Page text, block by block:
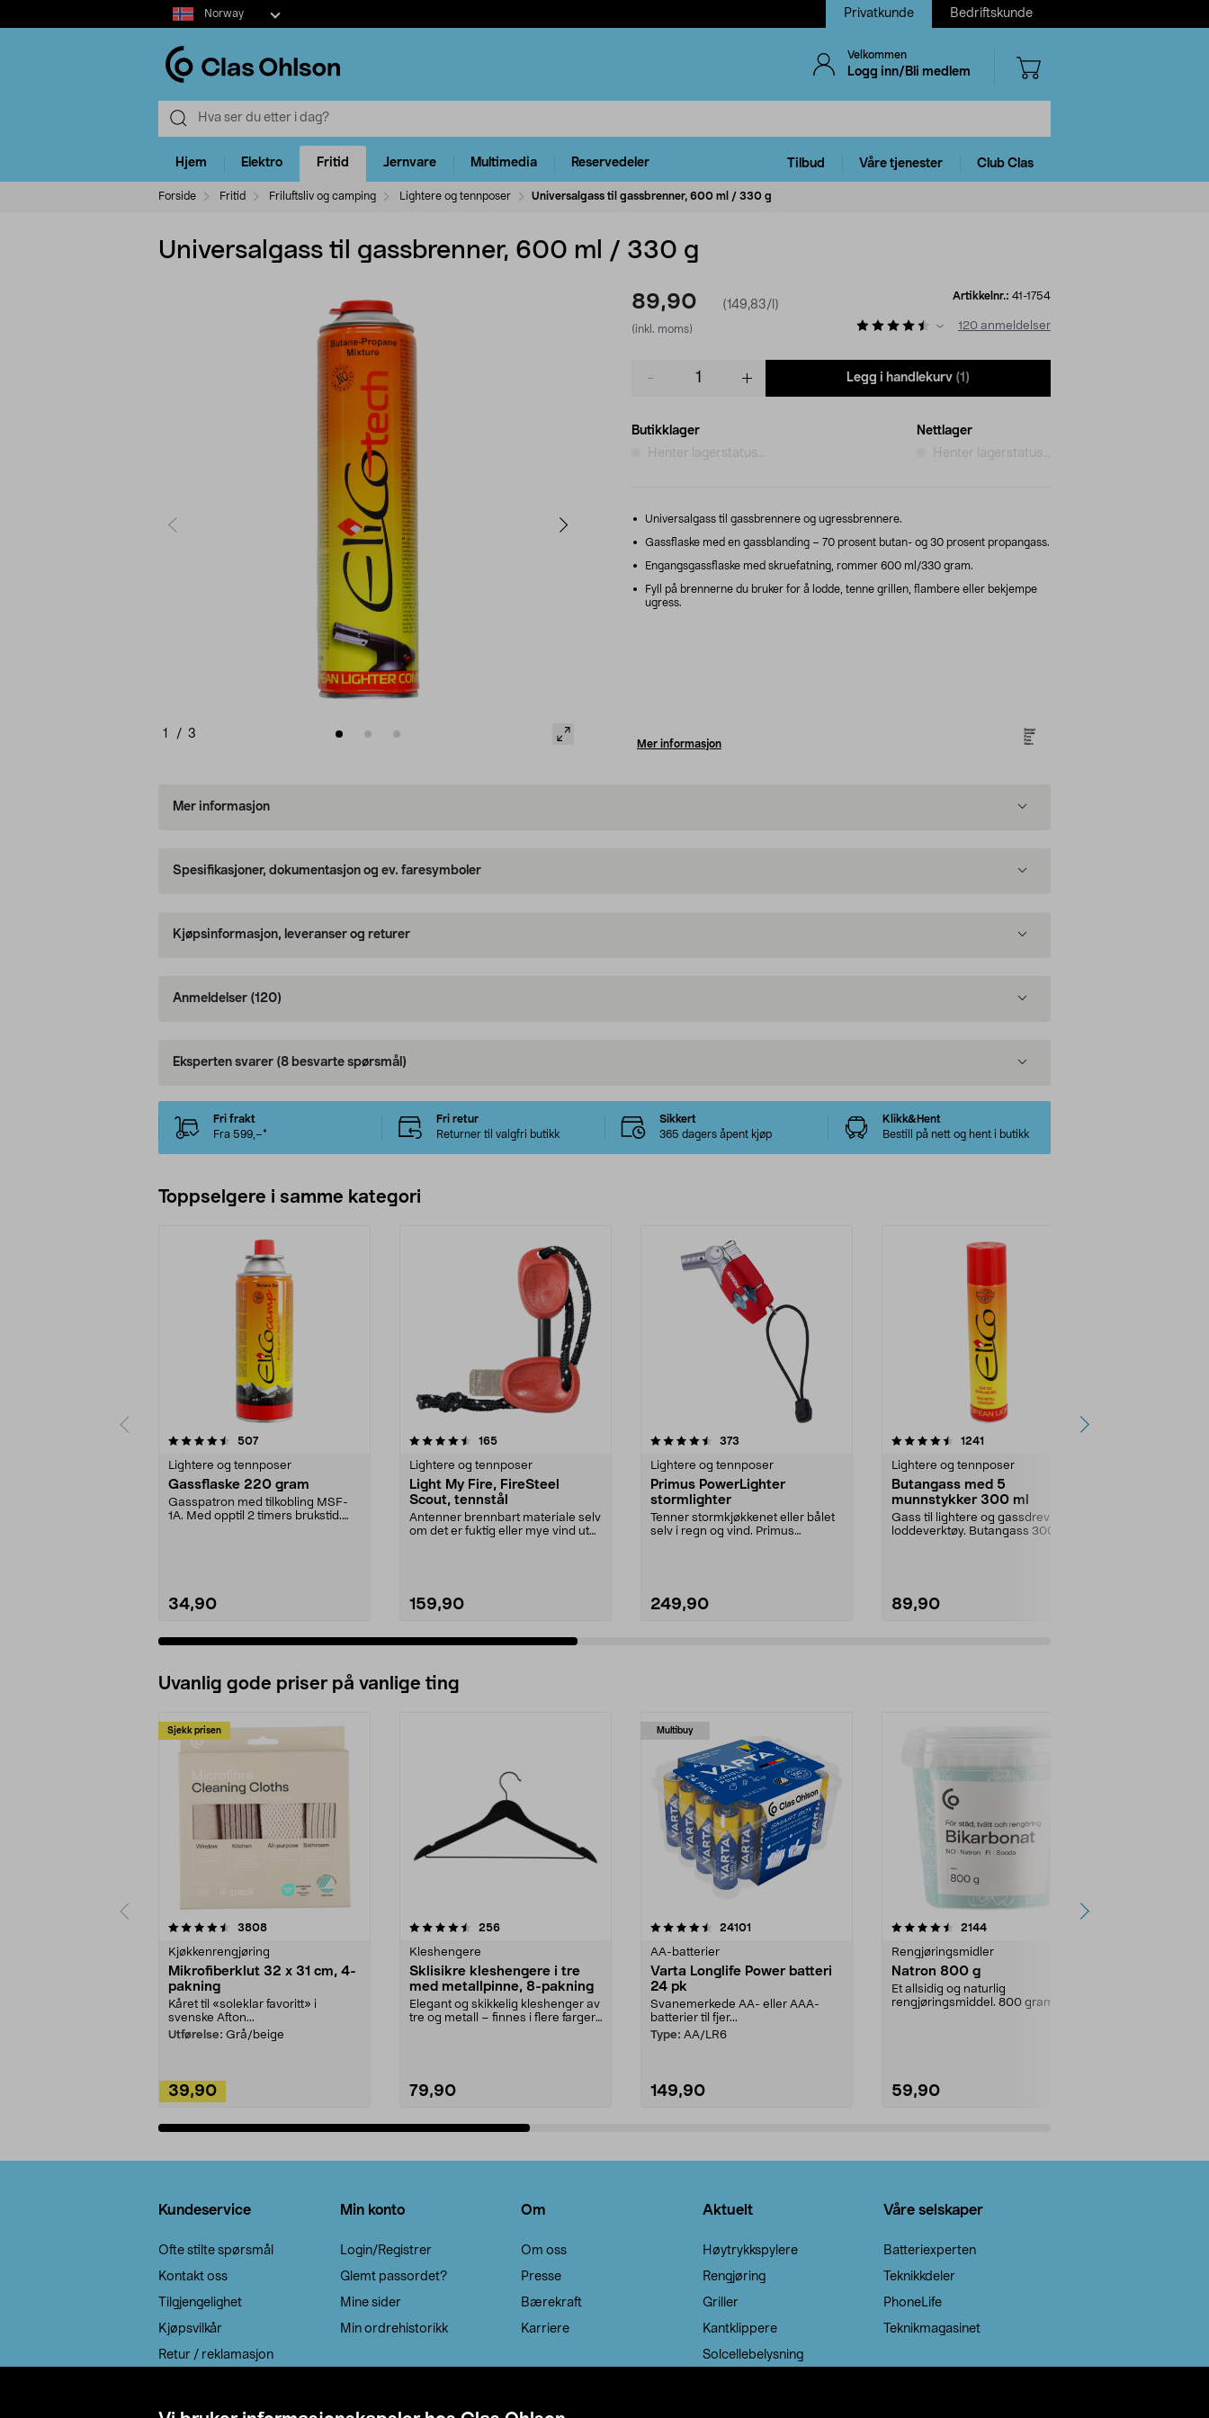
Select
market
Norway Privatkunde Bedriftskunde
Velkommen
Logg inn/Bli medlem
Hjem Elektro Fritid Jernvare Multimedia Reservedeler Tilbud Våre tjenester Club Clas
Forside Fritid Friluftsliv og camping Lightere og tennposer Universalgass til gassbrenner, 600 ml / 330 g
Universalgass til gassbrenner, 600 ml / 330 g
1 / 3
89,90 (149,83/l)
(inkl. moms)
Artikkelnr.: 41-1754
120 anmeldelser
Legg i handlekurv (1)
Butikklager
Henter lagerstatus...
Nettlager
Henter lagerstatus...
Universalgass til gassbrennere og ugressbrennere.
Gassflaske med en gassblanding – 70 prosent butan- og 30 prosent propangass.
Engangsgassflaske med skruefatning, rommer 600 ml/330 gram.
Fyll på brennerne du bruker for å lodde, tenne grillen, flambere eller bekjempe
ugress.
Mer informasjon
Mer informasjon
Spesifikasjoner, dokumentasjon og ev. faresymboler
Kjøpsinformasjon, leveranser og returer
Anmeldelser (120)
Eksperten svarer (8 besvarte spørsmål)
Fri frakt
Fra 599,–*
Fri retur
Returner til valgfri butikk
Sikkert
365 dagers åpent kjøp
Klikk&Hent
Bestill på nett og hent i butikk
Toppselgere i samme kategori
507anmeldelser
Lightere og tennposer
Gassflaske 220 gram
Gasspatron med tilkobling MSF-
1A. Med opptil 2 timers brukstid.
34,90
4.5 av 5 stjerner 165anmeldelser
Lightere og tennposer
Light My Fire, FireSteel
Scout, tennstål
Antenner brennbart materiale selv
om det er fuktig eller mye vind ute.
159,90
4.5 av 5 stjerner 373
Lightere og tennposer
Primus PowerLighter
stormlighter
Tenner stormkjøkkenet eller bålet
selv i regn og vind. Primus
249,90
4.5 av 5 stjerner 1241
Lightere og tennposer
Butangass med 5
munnstykker 300 ml
Gass til lightere og gassdrevne
loddeverktøy. Butangass 300 ml –
89,90
4.5 av 5 stjerner
Uvanlig gode priser på vanlige ting
Sjekk prisen
3808anmeldelser
Kjøkkenrengjøring
Mikrofiberklut 32 x 31 cm, 4-
pakning
Kåret til «soleklar favoritt» i
svenske Afton...
Utførelse: Grå/beige
39,90
4.5av 5 stjerner 256anmeldelser
Kleshengere
Sklisikre kleshengere i tre
med metallpinne, 8-pakning
Elegant og skikkelig kleshenger av
tre og metall – finnes i flere farger.
79,90
Multibuy
4.5av 5 stjerner 24101
AA-batterier
Varta Longlife Power batteri
24 pk
Svanemerkede AA- eller AAA-
batterier til fjer...
Type: AA/LR6
149,90
4.5av 5 stjerner 2144anmeldelser
Rengjøringsmidler
Natron 800 g
Et allsidig og naturlig
rengjøringsmiddel. 800 gram
59,90
4.0av 5 stjerner
Kundeservice
Ofte stilte spørsmål
Kontakt oss
Tilgjengelighet
Kjøpsvilkår
Retur / reklamasjon
Min konto
Login/Registrer
Glemt passordet?
Mine sider
Min ordrehistorikk
Om
Om oss
Presse
Bærekraft
Karriere
Aktuelt
Høytrykkspylere
Rengjøring
Griller
Kantklippere
Solcellebelysning
Våre selskaper
Batteriexperten
Teknikkdeler
PhoneLife
Teknikmagasinet